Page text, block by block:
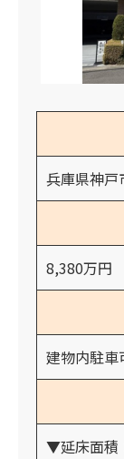
兵庫県神戸
8,380万円
建物内駐車
▼延床面積